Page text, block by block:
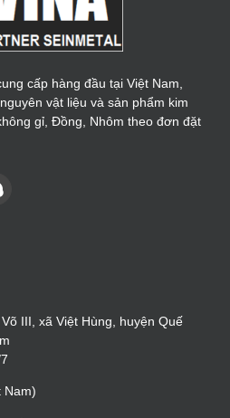
cấp hàng đầu tại Việt Nam,
vật liệu và sản phẩm kim
gỉ, Đồng, Nhôm theo đơn đặt
III, xã Việt Hùng, huyện Quế
Nam)